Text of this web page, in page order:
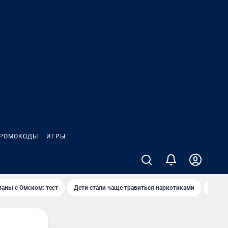
ИГРЫ
с Омском: тест Дети стали чаще травиться наркотиками